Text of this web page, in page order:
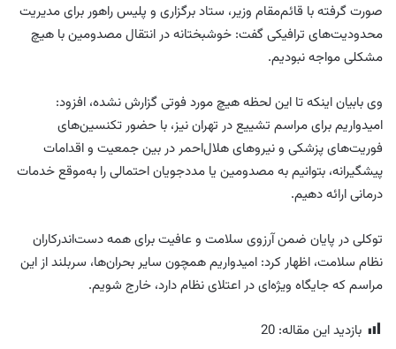
صورت گرفته با قائم‌مقام وزیر، ستاد برگزاری و پلیس راهور برای مدیریت
محدودیت‌های ترافیکی گفت: خوشبختانه در انتقال مصدومین با هیچ
مشکلی مواجه نبودیم.
وی بابیان اینکه تا این لحظه هیچ مورد فوتی گزارش نشده، افزود:
امیدواریم برای مراسم تشییع در تهران نیز، با حضور تکنسین‌های
فوریت‌های پزشکی و نیروهای هلال‌احمر در بین جمعیت و اقدامات
پیشگیرانه، بتوانیم به مصدومین یا مددجویان احتمالی را به‌موقع خدمات
درمانی ارائه دهیم.
توکلی در پایان ضمن آرزوی سلامت و عافیت برای همه دست‌اندرکاران
نظام سلامت، اظهار کرد: امیدواریم همچون سایر بحران‌ها، سربلند از این
مراسم که جایگاه ویژه‌ای در اعتلای نظام دارد، خارج شویم.
بازدید این مقاله: 20